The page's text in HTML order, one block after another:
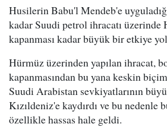
Husilerin Babu'l Mendeb'e
kadar Suudi petrol ihracatı üzerinde
kapanması kadar büyük bir etkiye
Hürmüz üzerinden yapılan ihracat,
kapanmasından bu yana keskin
Suudi Arabistan sevkiyatlarının
Kızıldeniz'e kaydırdı ve bu nedenle
özellikle hassas hale geldi.